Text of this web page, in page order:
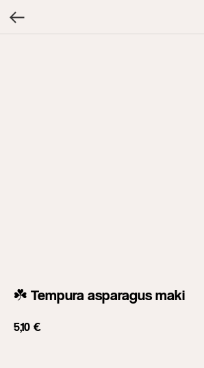
☘️ Tempura asparagus maki
5,10 €